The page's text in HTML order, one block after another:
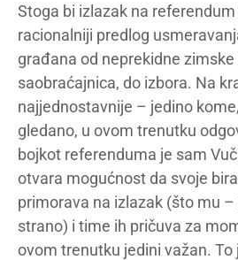
Stoga bi izlazak na
racionalniji predlog
građana od neprekidne zimske
saobraćajnica, do izbora. Na
najjednostavnije – jedino
gledano, u ovom trenutku
bojkot referenduma je sam
otvara mogućnost da svoje
primorava na izlazak (što mu
strano) i time ih pričuva za
ovom trenutku jedini važan.